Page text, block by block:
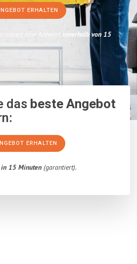
ERHALTEN
eine Antwort innerhalb von 15
dasbeste Angebot
ERHALTEN
in 15 Minuten(garantiert).